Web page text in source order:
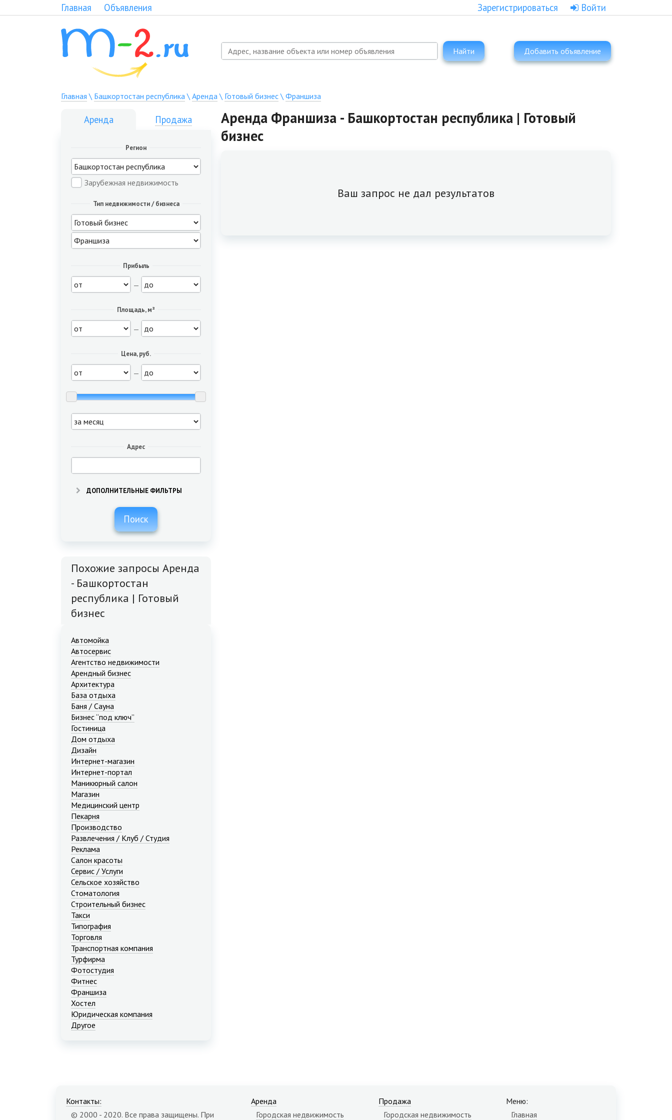
Главная Объявления Зарегистрироваться Войти
Найти Добавить объявление
Главная \ Башкортостан республика\ Аренда\ Готовый бизнес\ Франшиза
Аренда Продажа
Регион
Зарубежная недвижимость
Тип недвижимости / бизнеса
Прибыль
—
Площадь, м²
—
Цена, руб.
—
Адрес
ДОПОЛНИТЕЛЬНЫЕ ФИЛЬТРЫ
Поиск
Похожие запросы Аренда
- Башкортостан
республика | Готовый
бизнес
Автомойка
Автосервис
Агентство недвижимости
Арендный бизнес
Архитектура
База отдыха
Баня / Сауна
Бизнес “под ключ”
Гостиница
Дом отдыха
Дизайн
Интернет-магазин
Интернет-портал
Маникюрный салон
Магазин
Медицинский центр
Пекарня
Производство
Развлечения / Клуб / Студия
Реклама
Салон красоты
Сервис / Услуги
Сельское хозяйство
Стоматология
Строительный бизнес
Такси
Типография
Торговля
Транспортная компания
Турфирма
Фотостудия
Фитнес
Франшиза
Хостел
Юридическая компания
Другое
Аренда Франшиза - Башкортостан республика | Готовый
бизнес
Ваш запрос не дал результатов
Контакты:
© 2000 - 2020. Все права защищены. При
Аренда
Городская недвижимость
Продажа
Городская недвижимость
Меню:
Главная